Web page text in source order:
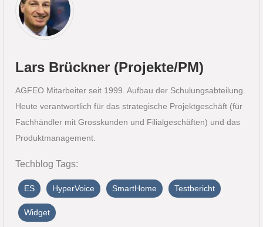
Lars Brückner (Projekte/PM)
AGFEO Mitarbeiter seit 1999. Aufbau der Schulungsabteilung.
Heute verantwortlich für das strategische Projektgeschäft (für
Fachhändler mit Grosskunden und Filialgeschäften) und das
Produktmanagement.
Techblog Tags:
ES HyperVoice SmartHome Testbericht
Widget